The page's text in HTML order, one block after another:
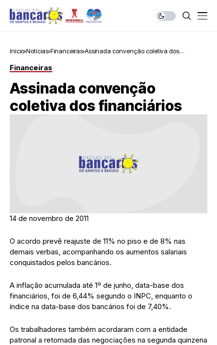
Início Notícias Financeiras Assinada convenção coletiva dos
Financeiras
Assinada convenção
coletiva dos financiários
14 de novembro de 2011
O acordo prevê reajuste de 11% no piso e de 8% nas
demais verbas, acompanhando os aumentos salariais
conquistados pelos bancários.
A inflação acumulada até 1º de junho, data-base dos
financiários, foi de 6,44% segundo o INPC, enquanto o
índice na data-base dos bancários foi de 7,40%.
Os trabalhadores também acordaram com a entidade
patronal a retomada das negociações na segunda quinzena